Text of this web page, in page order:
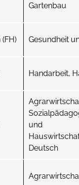
Gartenbau
Gesundheit
Handarbeit,
und
Deutsch